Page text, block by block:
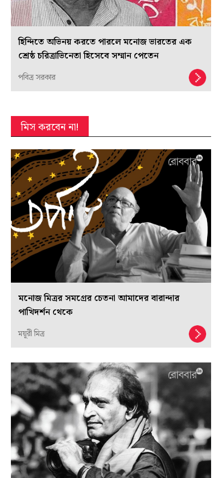
হিন্দিতে অভিনয় করতে পারলে মনোজ ভারতের এক
শ্রেষ্ঠ চরিত্রাভিনেতা হিসেবে সম্মান পেতেন
পবিত্র সরকার
মিস করবেন না!
মনোজ মিত্রর সমগ্রের চেতনা আমাদের বারান্দার
পাখিদর্শন থেকে
ময়ূরী মিত্র